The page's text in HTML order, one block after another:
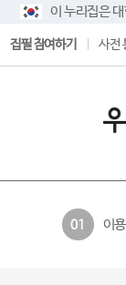
이 누리집은
집필 참여하기 사전
01 이